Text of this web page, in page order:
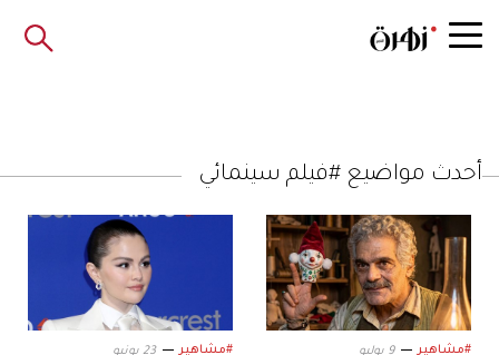
أحدث مواضيع #فيلم سينمائي
#مشاهير 9 يوليو #مشاهير 23 يونيو